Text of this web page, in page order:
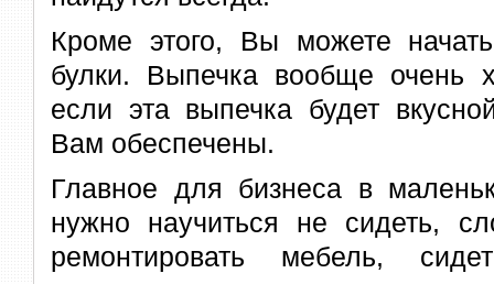
Кроме этого, Вы можете
булки. Выпечка вообще очень
если эта выпечка будет
Вам обеспечены.
Главное для бизнеса в
нужно научиться не сидеть,
ремонтировать мебель,